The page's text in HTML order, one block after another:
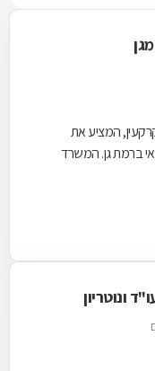
המציע את
ברמת גן. המשרד
ונוטריון